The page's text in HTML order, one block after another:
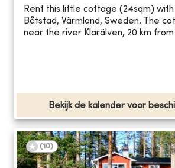
Rent this little cottage (24sqm) with
Båtstad, Värmland, Sweden. The
near the river Klarälven, 20 km from
Bekijk de kalender voor
(10)